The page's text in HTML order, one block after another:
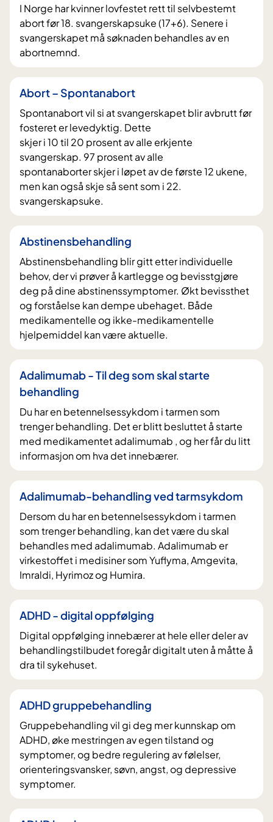
I Norge har kvinner lovfestet rett til selvbestemt
abort før 18. svangerskapsuke (17+6). Senere i
svangerskapet må søknaden behandles av en
abortnemnd.
Abort – Spontanabort
Spontanabort vil si at svangerskapet blir avbrutt før
fosteret er levedyktig. Dette
skjer i 10 til 20 prosent av alle erkjente
svangerskap. 97 prosent av alle
spontanaborter skjer i løpet av de første 12 ukene,
men kan også skje så sent som i 22.
svangerskapsuke.
Abstinensbehandling
Abstinensbehandling blir gitt etter individuelle
behov, der vi prøver å kartlegge og bevisstgjøre
deg på dine abstinenssymptomer. Økt bevissthet
og forståelse kan dempe ubehaget. Både
medikamentelle og ikke-medikamentelle
hjelpemiddel kan være aktuelle.
Adalimumab - Til deg som skal starte
behandling
Du har en betennelsessykdom i tarmen som
trenger behandling. Det er blitt besluttet å starte
med medikamentet adalimumab , og her får du litt
informasjon om hva det innebærer.
Adalimumab-behandling ved tarmsykdom
Dersom du har en betennelsessykdom i tarmen
som trenger behandling, kan det være du skal
behandles med adalimumab. Adalimumab er
virkestoffet i medisiner som Yuflyma, Amgevita,
Imraldi, Hyrimoz og Humira.
ADHD - digital oppfølging
Digital oppfølging innebærer at hele eller deler av
behandlingstilbudet foregår digitalt uten å måtte å
dra til sykehuset.
ADHD gruppebehandling
Gruppebehandling vil gi deg mer kunnskap om
ADHD, øke mestringen av egen tilstand og
symptomer, og bedre regulering av følelser,
orienteringsvansker, søvn, angst, og depressive
symptomer.